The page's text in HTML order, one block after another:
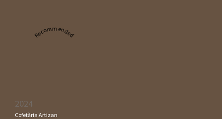
Recommended
2024
Cofetăria Artizan